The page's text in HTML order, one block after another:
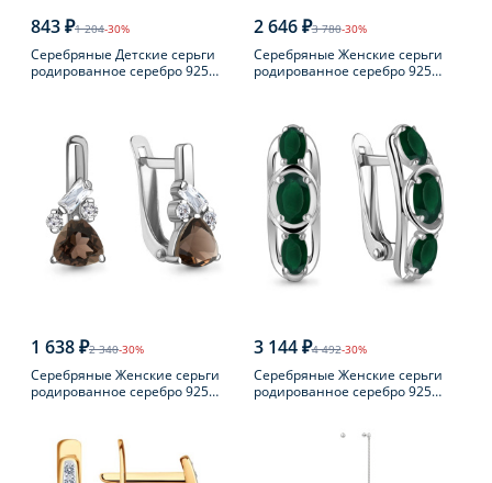
843 ₽1 204-30%
Серебряные Детские серьги
родированное серебро 925
2 646 ₽3 780-30%
Серебряные Женские серьги
родированное серебро 925
1 638 ₽2 340-30%
Серебряные Женские серьги
родированное серебро 925
3 144 ₽4 492-30%
Серебряные Женские серьги
родированное серебро 925